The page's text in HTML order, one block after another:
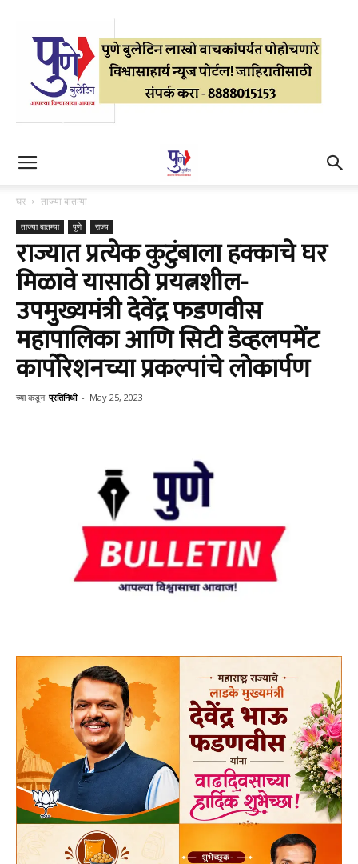
घर ताज्या बातम्या
ताज्या बातम्या पुणे राज्य
राज्यात प्रत्येक कुटुंबाला हक्काचे घर
मिळावे यासाठी प्रयत्नशील-
उपमुख्यमंत्री देवेंद्र फडणवीस
महापालिका आणि सिटी डेव्हलपमेंट
कार्पोरेशनच्या प्रकल्पांचे लोकार्पण
च्या कडून प्रतिनिधी - May 25, 2023